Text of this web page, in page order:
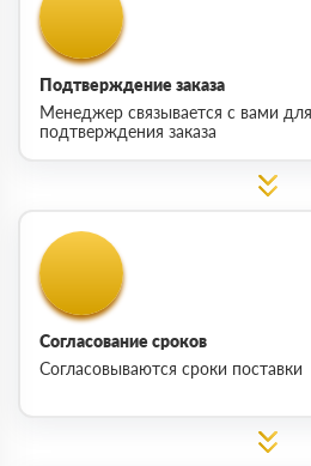
Подтверждение заказа
Менеджер связывается с вами
подтверждения заказа
Согласование сроков
Согласовываются сроки поставки